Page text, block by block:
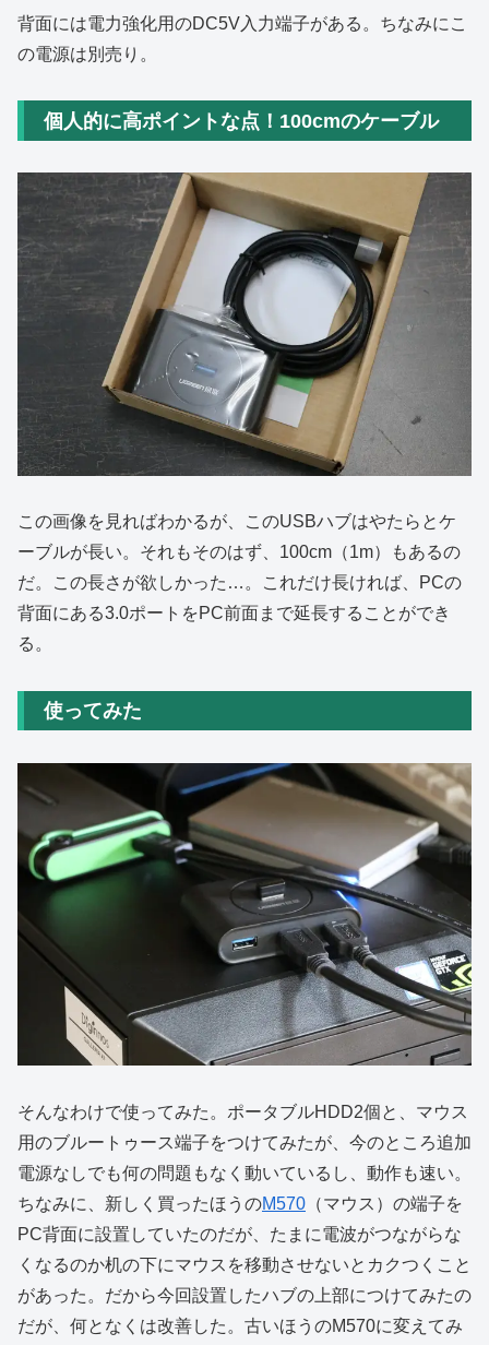
背面には電力強化用のDC5V入力端子がある。ちなみにこ
の電源は別売り。
個人的に高ポイントな点！100cmのケーブル
この画像を見ればわかるが、このUSBハブはやたらとケ
ーブルが長い。それもそのはず、100cm（1m）もあるの
だ。この長さが欲しかった…。これだけ長ければ、PCの
背面にある3.0ポートをPC前面まで延長することができ
る。
使ってみた
そんなわけで使ってみた。ポータブルHDD2個と、マウス
用のブルートゥース端子をつけてみたが、今のところ追加
電源なしでも何の問題もなく動いているし、動作も速い。
ちなみに、新しく買ったほうのM570 （マウス）の端子を
PC背面に設置していたのだが、たまに電波がつながらな
くなるのか机の下にマウスを移動させないとカクつくこと
があった。だから今回設置したハブの上部につけてみたの
だが、何となくは改善した。古いほうのM570に変えてみ